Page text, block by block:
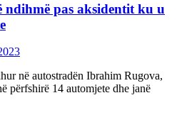
ndihmë pas aksidentit ku u
në autostradën Ibrahim Rugova,
përfshirë 14 automjete dhe janë